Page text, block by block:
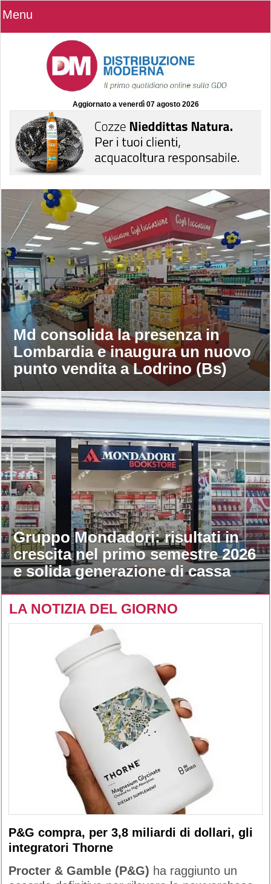
Menu
Aggiornato a venerdì 07 agosto 2026
Md consolida la presenza in
Lombardia e inaugura un nuovo
punto vendita a Lodrino (Bs)
Gruppo Mondadori: risultati in
crescita nel primo semestre 2026
e solida generazione di cassa
LA NOTIZIA DEL GIORNO
P&G compra, per 3,8 miliardi di dollari, gli
integratori Thorne
Procter & Gamble (P&G) ha raggiunto un